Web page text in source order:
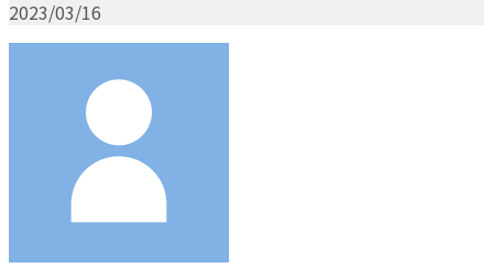
2023/03/16